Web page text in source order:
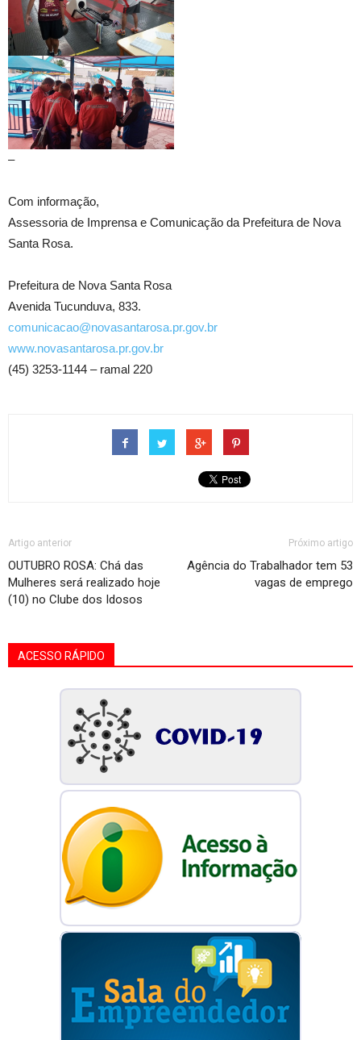
–
Com informação,
Assessoria de Imprensa e Comunicação da Prefeitura de Nova
Santa Rosa.
Prefeitura de Nova Santa Rosa
Avenida Tucunduva, 833.
comunicacao@novasantarosa.pr.gov.br
www.novasantarosa.pr.gov.br
(45) 3253-1144 – ramal 220
Artigo anterior
OUTUBRO ROSA: Chá das
Mulheres será realizado hoje
(10) no Clube dos Idosos
Próximo artigo
Agência do Trabalhador tem 53
vagas de emprego
ACESSO RÁPIDO